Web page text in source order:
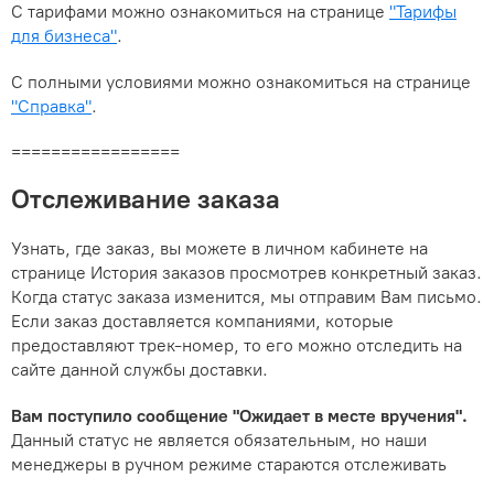
С тарифами можно ознакомиться на странице "Тарифы
для бизнеса".
С полными условиями можно ознакомиться на странице
"Справка".
=================
Отслеживание заказа
Узнать, где заказ, вы можете в личном кабинете на
странице История заказов просмотрев конкретный заказ.
Когда статус заказа изменится, мы отправим Вам письмо.
Если заказ доставляется компаниями, которые
предоставляют трек-номер, то его можно отследить на
сайте данной службы доставки.
Вам поступило сообщение "Ожидает в месте вручения".
Данный статус не является обязательным, но наши
менеджеры в ручном режиме стараются отслеживать